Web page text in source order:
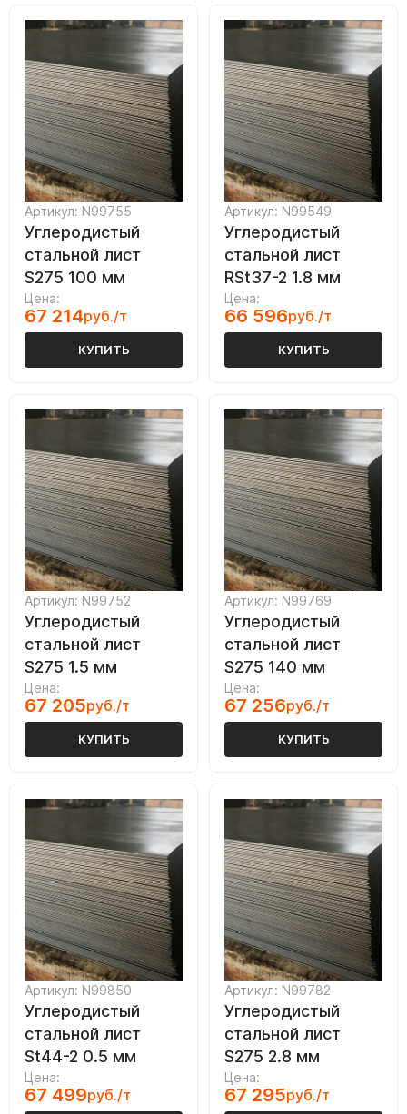
Артикул: N99755
Углеродистый
стальной лист
S275 100 мм
Цена:
67 214руб./т
КУПИТЬ
Артикул: N99549
Углеродистый
стальной лист
RSt37-2 1.8 мм
Цена:
66 596руб./т
КУПИТЬ
Артикул: N99752
Углеродистый
стальной лист
S275 1.5 мм
Цена:
67 205руб./т
КУПИТЬ
Артикул: N99769
Углеродистый
стальной лист
S275 140 мм
Цена:
67 256руб./т
КУПИТЬ
Артикул: N99850
Углеродистый
стальной лист
St44-2 0.5 мм
Цена:
67 499руб./т
Артикул: N99782
Углеродистый
стальной лист
S275 2.8 мм
Цена:
67 295руб./т